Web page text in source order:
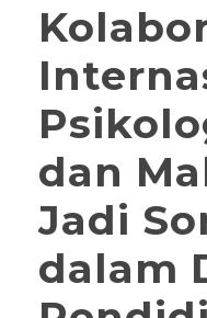
dan
Jadi
dalam